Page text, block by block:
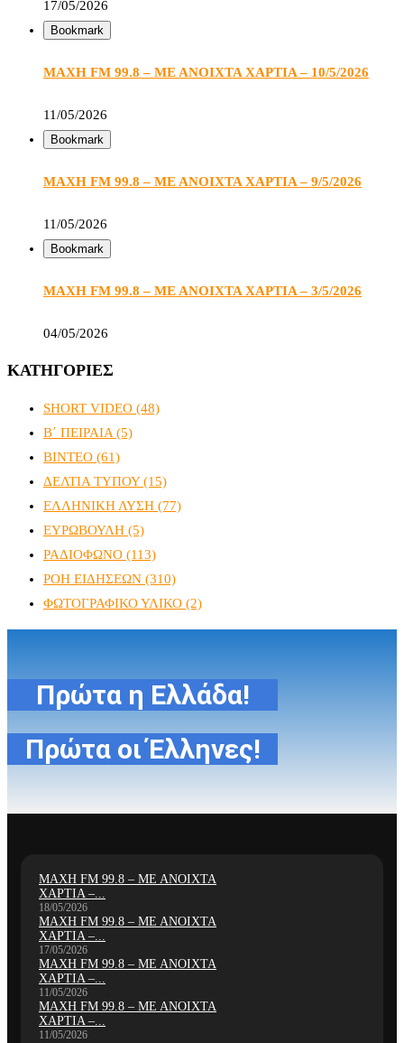
17/05/2026
Bookmark
ΜΑΧΗ FM 99.8 – ΜΕ ΑΝΟΙΧΤΑ ΧΑΡΤΙΑ – 10/5/2026
11/05/2026
Bookmark
ΜΑΧΗ FM 99.8 – ΜΕ ΑΝΟΙΧΤΑ ΧΑΡΤΙΑ – 9/5/2026
11/05/2026
Bookmark
ΜΑΧΗ FM 99.8 – ΜΕ ΑΝΟΙΧΤΑ ΧΑΡΤΙΑ – 3/5/2026
04/05/2026
ΚΑΤΗΓΟΡΙΕΣ
SHORT VIDEO (48)
Β΄ ΠΕΙΡΑΙΑ (5)
ΒΙΝΤΕΟ (61)
ΔΕΛΤΙΑ ΤΥΠΟΥ(15)
ΕΛΛΗΝΙΚΗ ΛΥΣΗ (77)
ΕΥΡΩΒΟΥΛΗ (5)
ΡΑΔΙΟΦΩΝΟ (113)
ΡΟΗ ΕΙΔΗΣΕΩΝ (310)
ΦΩΤΟΓΡΑΦΙΚΟ ΥΛΙΚΟ (2)
Πρώτα η Ελλάδα!
Πρώτα οι Έλληνες!
ΜΑΧΗ FM 99.8 – ΜΕ ΑΝΟΙΧΤΑ
ΧΑΡΤΙΑ –...
18/05/2026
ΜΑΧΗ FM 99.8 – ΜΕ ΑΝΟΙΧΤΑ
ΧΑΡΤΙΑ –...
17/05/2026
ΜΑΧΗ FM 99.8 – ΜΕ ΑΝΟΙΧΤΑ
ΧΑΡΤΙΑ –...
11/05/2026
ΜΑΧΗ FM 99.8 – ΜΕ ΑΝΟΙΧΤΑ
ΧΑΡΤΙΑ –...
11/05/2026